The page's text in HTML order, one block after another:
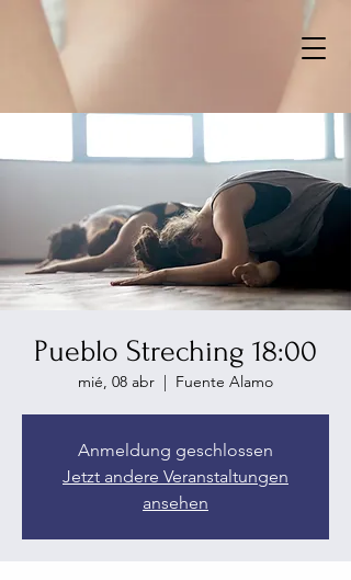
Pueblo Streching 18:00
mié, 08 abr
  |
Fuente Alamo
Anmeldung geschlossen
Jetzt andere Veranstaltungen
ansehen